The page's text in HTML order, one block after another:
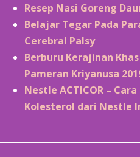
Resep Nasi Goreng
Belajar Tegar Pada
Cerebral Palsy
Berburu Kerajinan
Pameran Kriyanusa
Nestle ACTICOR –
Kolesterol dari Nestle